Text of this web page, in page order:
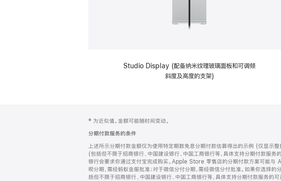
Studio Display (配备纳米纹理玻璃面板和可调倾
斜度及高度的支架)
页
脚
注
‡ 为近似值。金额可能随时间变动。
分期付款服务的条件
上述所示分期付款金额仅为使用特定期数免息分期付款估算得出的示例 (仅显示
(包括但不限于招商银行、中国建设银行、中国工商银行等，具体支持分期付款服
银行会要求你通过支付宝完成购买。Apple Store 零售店的分期付款方案可能与
呗分期，需经蚂蚁金服批准；对于微信分付分期，需经微信分付批准。如果你选
括但不限于招商银行、中国建设银行、中国工商银行等，具体支持分期付款服务的